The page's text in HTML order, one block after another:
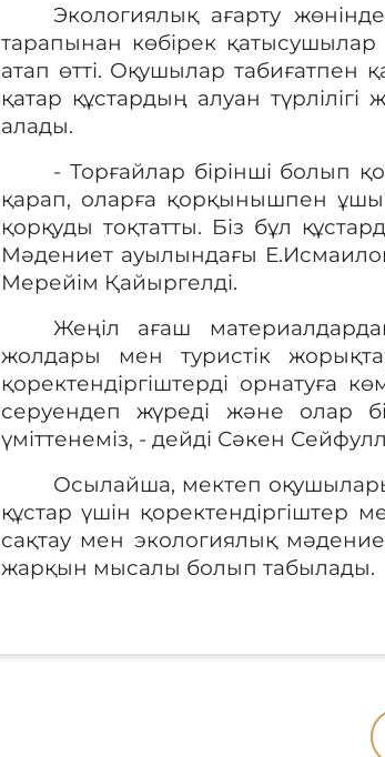
Экологиялық ағарту
тарапынан көбірек
атап өтті. Оқушылар
қатар құстардың алуан
алады.
- Торғайлар бірінші болып
қарап, оларға қорқынышпен
қорқуды тоқтатты. Біз бұл
Мәдениет ауылындағы
Мерейім Қайыргелді.
Жеңіл ағаш
жолдары мен туристік
қоректендіргіштерді орнатуға
серуендеп жүреді және олар
үміттенеміз, - дейді Сәкен
Осылайша, мектеп
құстар үшін қоректендіргіштер
сақтау мен экологиялық
жарқын мысалы болып табылады.